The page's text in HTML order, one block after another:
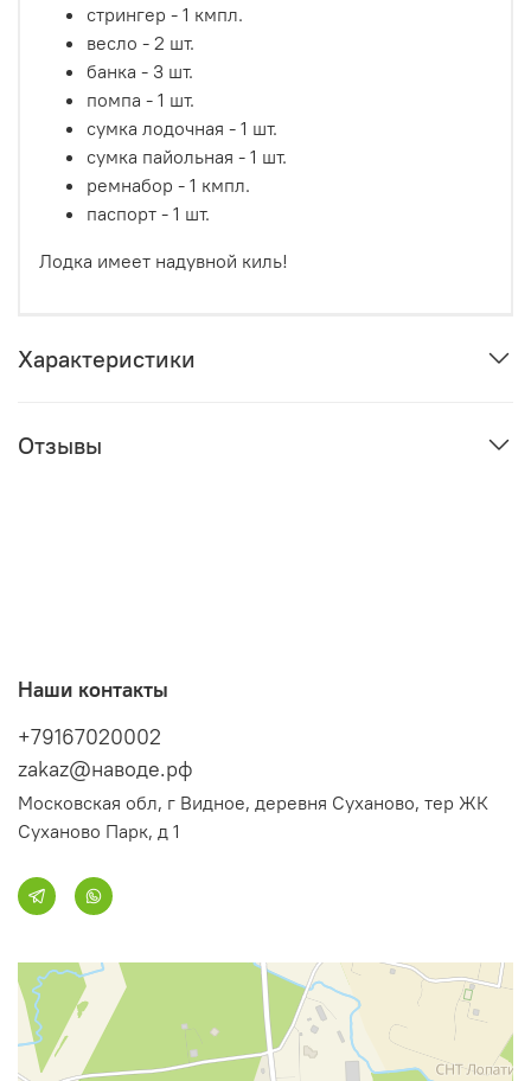
стрингер - 1 кмпл.
весло - 2 шт.
банка - 3 шт.
помпа - 1 шт.
сумка лодочная - 1 шт.
сумка пайольная - 1 шт.
ремнабор - 1 кмпл.
паспорт - 1 шт.
Лодка имеет надувной киль!
Характеристики
Отзывы
Наши контакты
+79167020002
zakaz@наводе.рф
Московская обл, г Видное, деревня Суханово, тер ЖК
Суханово Парк, д 1